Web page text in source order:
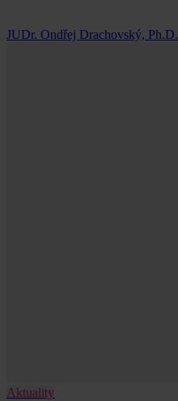
JUDr. Ondřej Drachovský, Ph.D.
Aktuality